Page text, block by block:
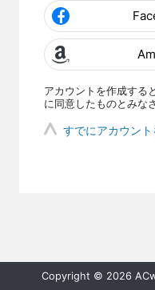
アカウントを作成すると
に同意したものとみな
すでにアカウン
Copyright © 2026